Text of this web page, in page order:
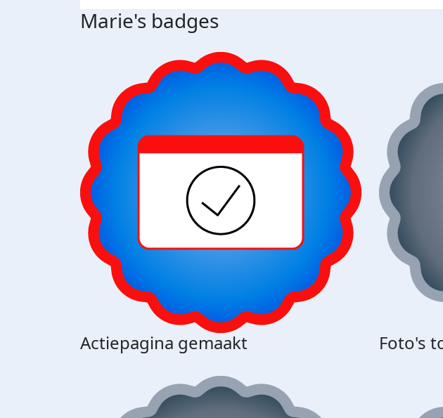
Marie's badges
Actiepagina gemaakt Foto's